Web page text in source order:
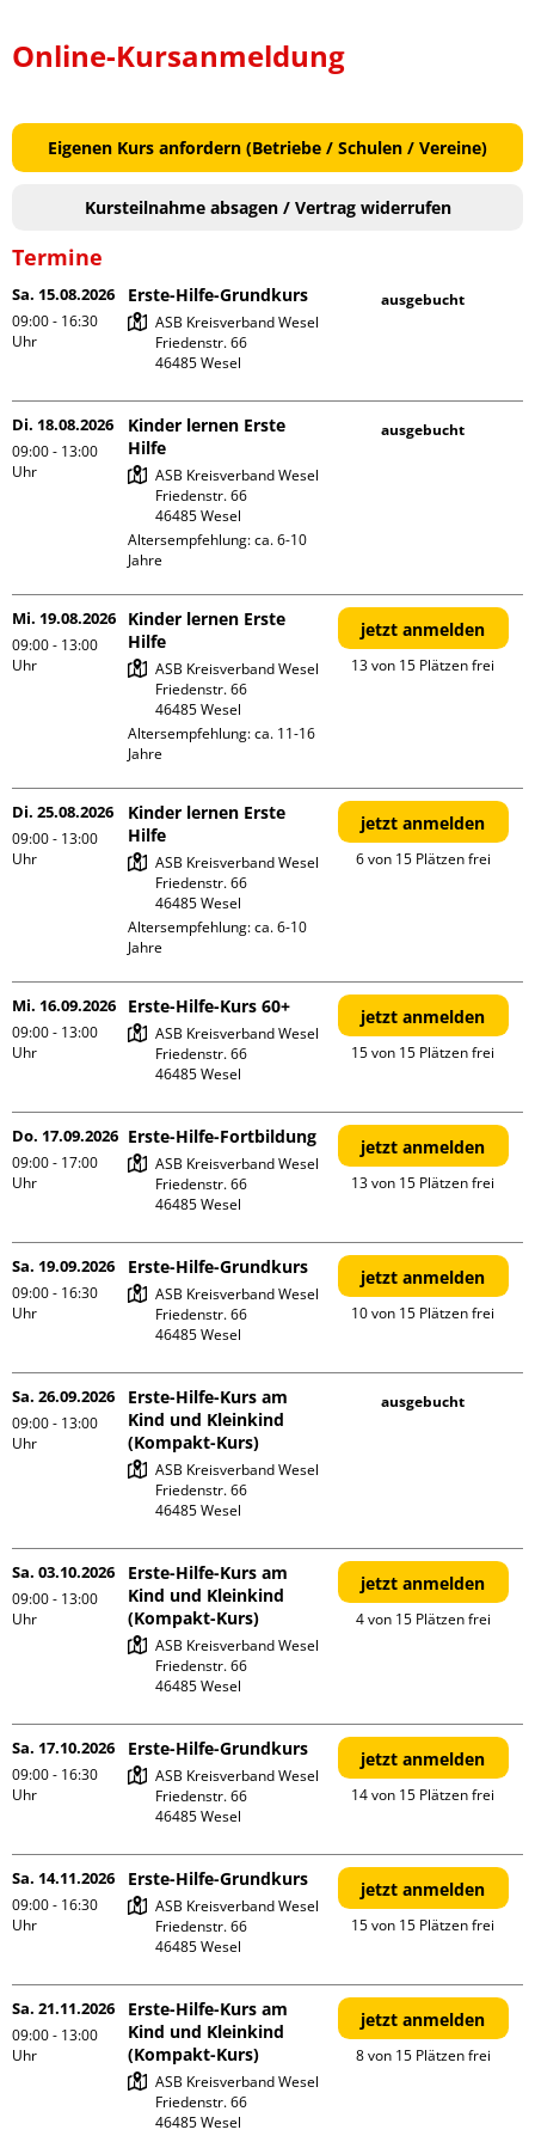
Online-Kursanmeldung
Eigenen Kurs anfordern (Betriebe / Schulen / Vereine)
Kursteilnahme absagen / Vertrag widerrufen
Termine
Sa. 15.08.2026
09:00 - 16:30
Uhr
Erste-Hilfe-Grundkurs
ASB Kreisverband Wesel
Friedenstr. 66
ausgebucht
Di. 18.08.2026
09:00 - 13:00
Uhr
Kinder lernen Erste
Hilfe
ASB Kreisverband Wesel
Friedenstr. 66
Altersempfehlung: ca. 6-10
Jahre
ausgebucht
Mi. 19.08.2026
09:00 - 13:00
Uhr
Kinder lernen Erste
Hilfe
ASB Kreisverband Wesel
Friedenstr. 66
Altersempfehlung: ca. 11-16
Jahre
jetzt anmelden
13 von 15 Plätzen frei
Di. 25.08.2026
09:00 - 13:00
Uhr
Kinder lernen Erste
Hilfe
ASB Kreisverband Wesel
Friedenstr. 66
Altersempfehlung: ca. 6-10
Jahre
jetzt anmelden
6 von 15 Plätzen frei
Mi. 16.09.2026
09:00 - 13:00
Uhr
Erste-Hilfe-Kurs 60+
ASB Kreisverband Wesel
Friedenstr. 66
jetzt anmelden
15 von 15 Plätzen frei
Do. 17.09.2026
09:00 - 17:00
Uhr
Erste-Hilfe-Fortbildung
ASB Kreisverband Wesel
Friedenstr. 66
jetzt anmelden
13 von 15 Plätzen frei
Sa. 19.09.2026
09:00 - 16:30
Uhr
Erste-Hilfe-Grundkurs
ASB Kreisverband Wesel
Friedenstr. 66
jetzt anmelden
10 von 15 Plätzen frei
Sa. 26.09.2026
09:00 - 13:00
Uhr
Erste-Hilfe-Kurs am
Kind und Kleinkind
(Kompakt-Kurs)
ASB Kreisverband Wesel
Friedenstr. 66
ausgebucht
Sa. 03.10.2026
09:00 - 13:00
Uhr
Erste-Hilfe-Kurs am
Kind und Kleinkind
(Kompakt-Kurs)
ASB Kreisverband Wesel
Friedenstr. 66
jetzt anmelden
4 von 15 Plätzen frei
Sa. 17.10.2026
09:00 - 16:30
Uhr
Erste-Hilfe-Grundkurs
ASB Kreisverband Wesel
Friedenstr. 66
jetzt anmelden
14 von 15 Plätzen frei
Sa. 14.11.2026
09:00 - 16:30
Uhr
Erste-Hilfe-Grundkurs
ASB Kreisverband Wesel
Friedenstr. 66
jetzt anmelden
15 von 15 Plätzen frei
Sa. 21.11.2026
09:00 - 13:00
Uhr
Erste-Hilfe-Kurs am
Kind und Kleinkind
(Kompakt-Kurs)
ASB Kreisverband Wesel
Friedenstr. 66
jetzt anmelden
8 von 15 Plätzen frei